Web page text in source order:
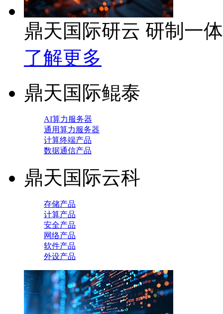
鼎天国际研云 研制一
了解更多
鼎天国际鲲泰
AI算力服务器
通用算力服务器
计算终端产品
数据通信产品
鼎天国际云科
存储产品
计算产品
安全产品
网络产品
软件产品
外设产品